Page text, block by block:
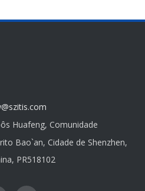
Huafeng, Comunidade
Bao`an, Cidade de Shenzhen,
PR518102